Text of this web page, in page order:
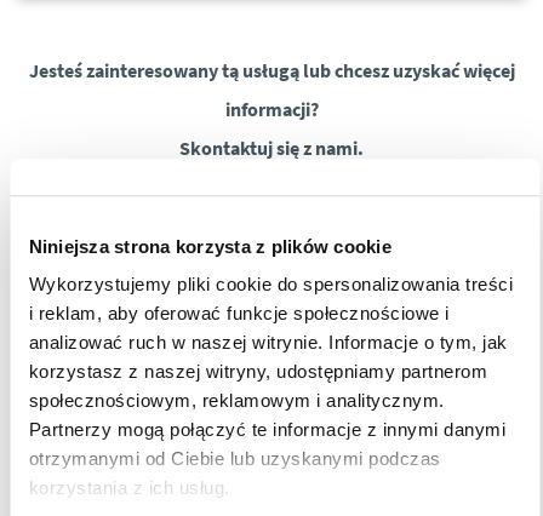
Niniejsza strona korzysta z plików cookie
Wykorzystujemy pliki cookie do spersonalizowania treści
i reklam, aby oferować funkcje społecznościowe i
analizować ruch w naszej witrynie. Informacje o tym, jak
korzystasz z naszej witryny, udostępniamy partnerom
społecznościowym, reklamowym i analitycznym.
Partnerzy mogą połączyć te informacje z innymi danymi
otrzymanymi od Ciebie lub uzyskanymi podczas
korzystania z ich usług.
Jesteś zainteresowany tą usługą lub chcesz uzyskać więcej
informacji?
Skontaktuj się z nami.